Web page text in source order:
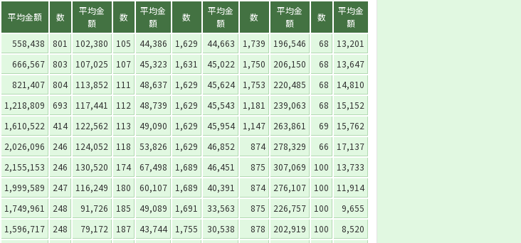
平均金額 数
平均金
額
数
平均金
額
数
平均金
額
数
平均金
額
数
平均金
額
558,438 801 102,380 105 44,386 1,629 44,663 1,739 196,546 68
13,201
666,567 803 107,025 107 45,323 1,631 45,022 1,750 206,150 68
13,647
821,407 804 113,852 111 48,637 1,629 45,624 1,753 220,485 68
14,810
1,218,809 693 117,441 112 48,739 1,629 45,543 1,181 239,063 68
15,152
1,610,522 414 122,562 113 49,090 1,629 45,954 1,147 263,861 69
15,762
2,026,096 246 124,052 118 53,826 1,629 46,852 874 278,329 66
17,137
2,155,153 246 130,520 174 67,498 1,689 46,451 875 307,069 100
13,733
1,999,589 247 116,249 180 60,107 1,689 40,391 874 276,107 100
11,914
1,749,961 248 91,726 185 49,089 1,691 33,563 875 226,757 100
9,655
1,596,717 248 79,172 187 43,744 1,755 30,538 878 202,919 100 8,520